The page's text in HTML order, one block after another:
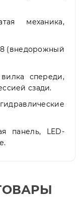
механика,
(внедорожный
спереди,
сзади.
панель, LED-